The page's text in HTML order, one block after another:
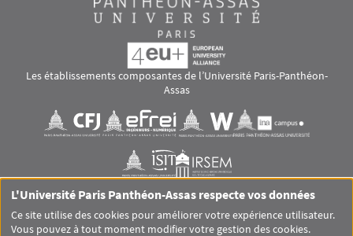
Les établissements composantes de l’Université Paris-Panthéon-
Assas
Visuel svgVisuel svg Visuel svgVisuel svg
Visuel svgVisuel svg
RS footer
L'Université Paris Panthéon-Assas respecte vos données
Ce site utilise des cookies pour améliorer votre expérience utilisateur.
Vous pouvez à tout moment modifier votre gestion des cookies.